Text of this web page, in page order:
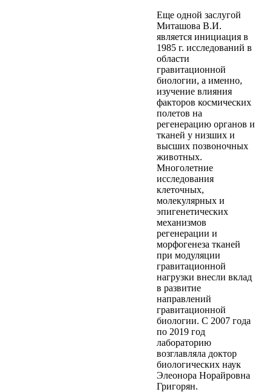
Еще одной заслугой
Миташова В.И.
является инициация в
1985 г. исследований в
области
гравитационной
биологии, а именно,
изучение влияния
факторов космических
полетов на
регенерацию органов и
тканей у низших и
высших позвоночных
животных.
Многолетние
исследования
клеточных,
молекулярных и
эпигенетических
механизмов
регенерации и
морфогенеза тканей
при модуляции
гравитационной
нагрузки внесли вклад
в развитие
направлений
гравитационной
биологии. С 2007 года
по 2019 год
лабораторию
возглавляла доктор
биологических наук
Элеонора Норайровна
Григорян.